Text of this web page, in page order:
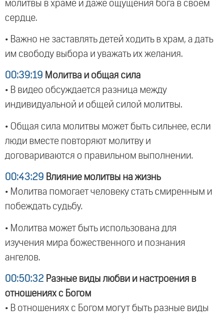
молитвы в храме и даже ощущения бога в своем
сердце.
• Важно не заставлять детей ходить в храм, а дать
им свободу выбора и уважать их желания.
00:39:19 Молитва и общая сила
• В видео обсуждается разница между
индивидуальной и общей силой молитвы.
• Общая сила молитвы может быть сильнее, если
люди вместе повторяют молитву и
договариваются о правильном выполнении.
00:43:29 Влияние молитвы на жизнь
• Молитва помогает человеку стать смиренным и
побеждать судьбу.
• Молитва может быть использована для
изучения мира божественного и познания
ангелов.
00:50:32 Разные виды любви и настроения в
отношениях с Богом
• В отношениях с Богом могут быть разные виды